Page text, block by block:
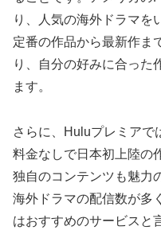
り、人気の海外ドラマを
定番の作品から最新作ま
り、自分の好みに合った
ます。
さらに、Huluプレミアで
料金なしで日本初上陸の
独自のコンテンツも魅力
海外ドラマの配信数が多
はおすすめのサービスと